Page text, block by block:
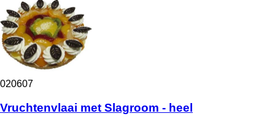
020607
Vruchtenvlaai met Slagroom - heel